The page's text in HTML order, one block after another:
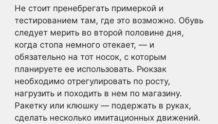
Не стоит пренебрегать примеркой и
тестированием там, где это возможно. Обувь
следует мерить во второй половине дня,
когда стопа немного отекает, — и
обязательно на тот носок, с которым
планируете ее использовать. Рюкзак
необходимо отрегулировать по росту,
нагрузить и походить в нем по магазину.
Ракетку или клюшку — подержать в руках,
сделать несколько имитационных движений.